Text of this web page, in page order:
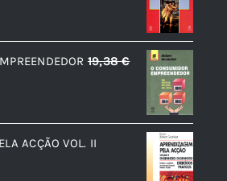
era:
9,42 €.
é:
8,48 €.19,38€
ACÇÃO VOL. II